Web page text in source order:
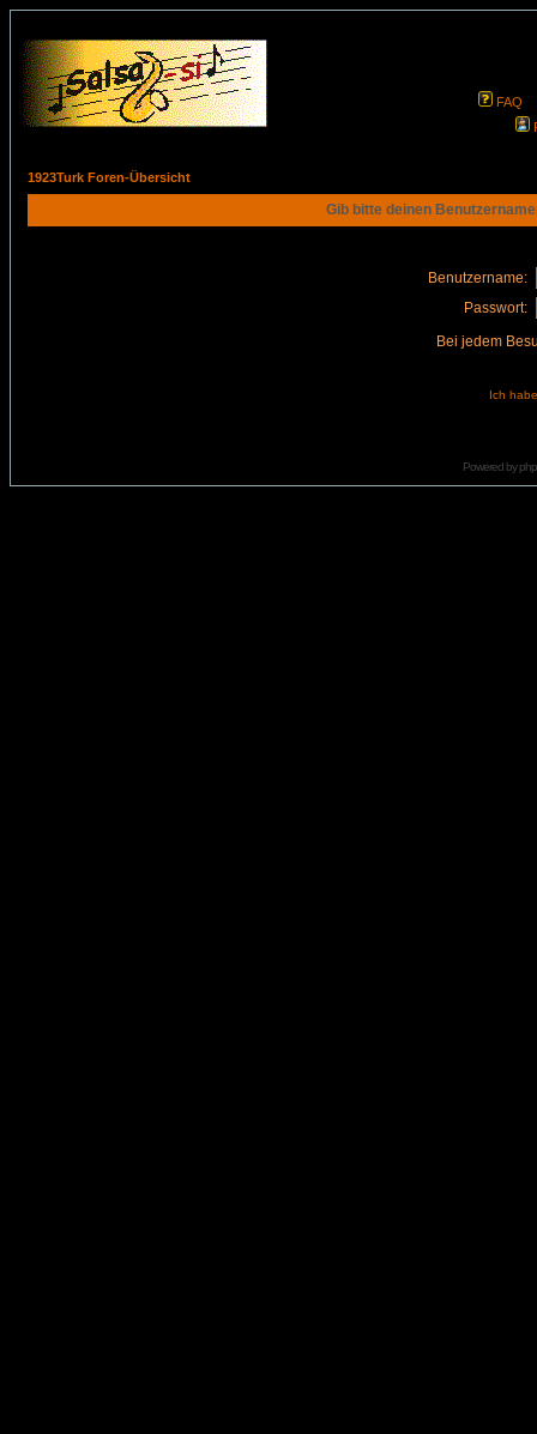
FAQ
1923Turk Foren-Übersicht
Gib bitte deinen
Benutzername:
Passwort:
Bei jedem
Ich
Powered by